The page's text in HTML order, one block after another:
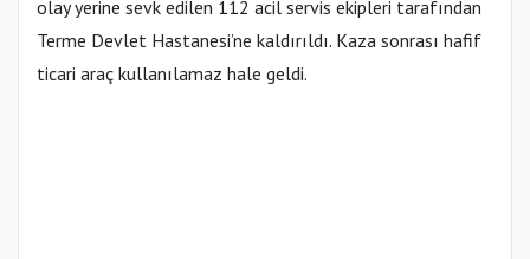
olay yerine sevk edilen 112 acil servis ekipleri tarafından
Terme Devlet Hastanesi’ne kaldırıldı. Kaza sonrası hafif
ticari araç kullanılamaz hale geldi.